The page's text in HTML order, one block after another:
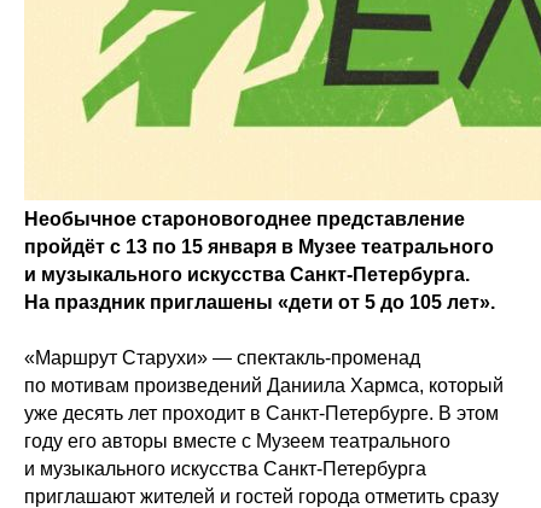
Необычное староновогоднее представление
пройдёт с 13 по 15 января в Музее театрального
и музыкального искусства Санкт-Петербурга.
На праздник приглашены «дети от 5 до 105 лет».
«Маршрут Старухи» — спектакль-променад
по мотивам произведений Даниила Хармса, который
уже десять лет проходит в Санкт-Петербурге. В этом
году его авторы вместе с Музеем театрального
и музыкального искусства Санкт-Петербурга
приглашают жителей и гостей города отметить сразу